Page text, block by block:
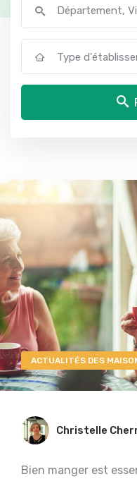
Type
ACTUALITÉS DES
Christelle
Bien manger est